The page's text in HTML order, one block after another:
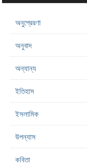
অনুপ্রেরণা
অনুবাদ
অন্যান্য
ইতিহাস
ইসলামিক
উপন্যাস
কবিতা